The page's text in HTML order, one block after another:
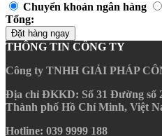
Chuyển khoản ngân hàng
Tổng:
Đặt hàng ngay
THÔNG TIN CÔNG TY
Công ty TNHH GIẢI PHÁP
Địa chỉ ĐKKD: Số 31 Đường số
Thành phố Hồ Chí Minh, Việt
Hotline: 039 9999 188